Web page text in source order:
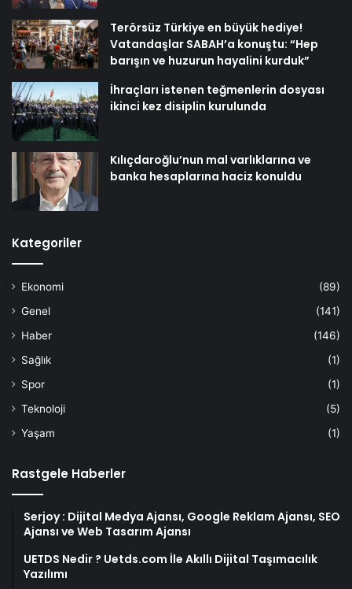
Terörsüz Türkiye en büyük hediye!
Vatandaşlar SABAH’a konuştu: “Hep
barışın ve huzurun hayalini kurduk”
İhraçları istenen teğmenlerin dosyası
ikinci kez disiplin kurulunda
Kılıçdaroğlu’nun mal varlıklarına ve
banka hesaplarına haciz konuldu
Kategoriler
Ekonomi
(89)
Genel
(141)
Haber
(146)
Sağlık
(1)
Spor
(1)
Teknoloji
(5)
Yaşam
(1)
Rastgele Haberler
Serjoy : Dijital Medya Ajansı, Google Reklam Ajansı, SEO
Ajansı ve Web Tasarım Ajansı
UETDS Nedir ? Uetds.com İle Akıllı Dijital Taşımacılık
Yazılımı